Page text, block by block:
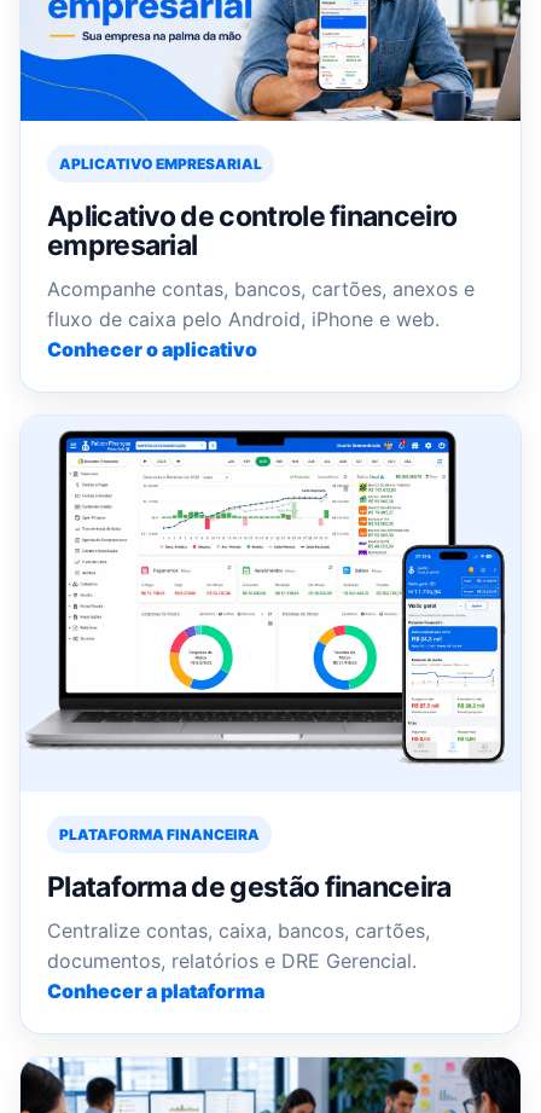
APLICATIVO EMPRESARIAL
Aplicativo de controle financeiro
empresarial
Acompanhe contas, bancos, cartões, anexos e
fluxo de caixa pelo Android, iPhone e web.
Conhecer o aplicativo
PLATAFORMA FINANCEIRA
Plataforma de gestão financeira
Centralize contas, caixa, bancos, cartões,
documentos, relatórios e DRE Gerencial.
Conhecer a plataforma